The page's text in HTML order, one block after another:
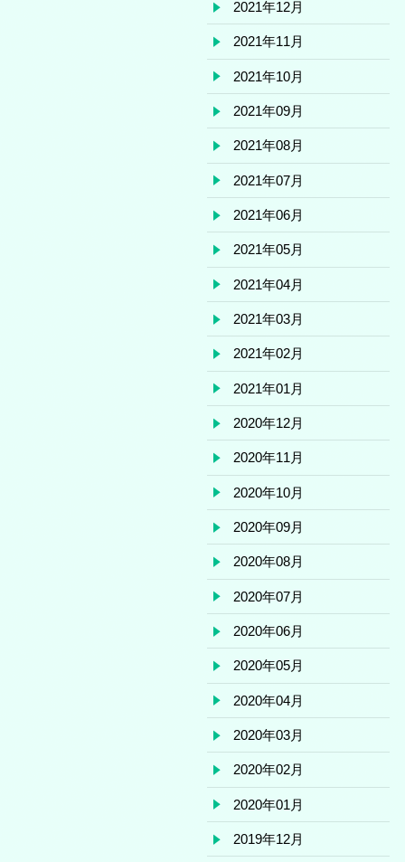
2021年12月
2021年11月
2021年10月
2021年09月
2021年08月
2021年07月
2021年06月
2021年05月
2021年04月
2021年03月
2021年02月
2021年01月
2020年12月
2020年11月
2020年10月
2020年09月
2020年08月
2020年07月
2020年06月
2020年05月
2020年04月
2020年03月
2020年02月
2020年01月
2019年12月